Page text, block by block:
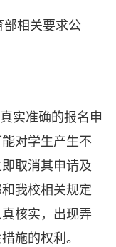
相关要求公
实准确的报名申
对学生产生不
取消其申请及
我校相关规定
核实，出现弄
施的权利。